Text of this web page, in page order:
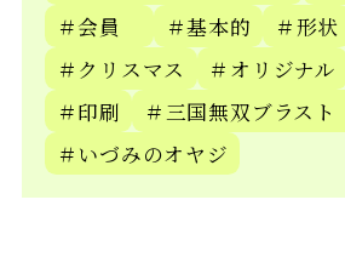
＃会員
＃基本的 ＃形状
＃クリスマス
＃オリジナル
＃印刷
＃三国無双ブラスト
＃いづみのオヤジ